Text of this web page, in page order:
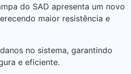
do SAD apresenta um novo
maior resistência e
no sistema, garantindo
e eficiente.